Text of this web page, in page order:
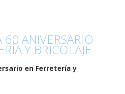
60 ANIVERSARIO
Y BRICOLAJE
en Ferretería y